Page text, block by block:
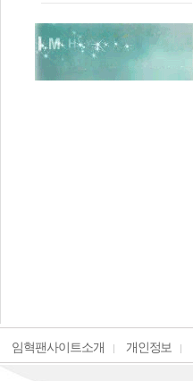
임혁팬사이트소개 개인정보